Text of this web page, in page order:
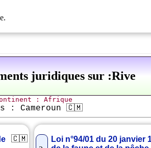
juridiques sur :Rive
: Afrique
: Cameroun 🇨🇲
🇨🇲
Loi n°94/01 du 20 janvier